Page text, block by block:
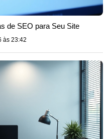
de SEO para Seu Site
às 23:42